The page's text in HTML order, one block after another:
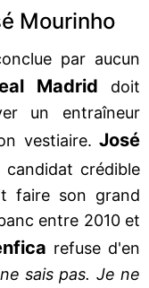
Mourinho
par aucun
Madrid doit
un entraîneur
vestiaire. José
crédible
faire son grand
entre 2010 et
refuse d'en
sais pas. Je ne